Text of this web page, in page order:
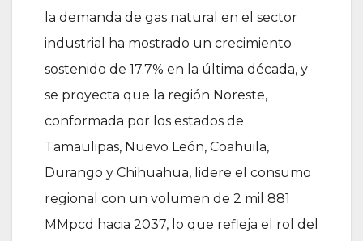
la demanda de gas natural en el sector
industrial ha mostrado un crecimiento
sostenido de 17.7% en la última década, y
se proyecta que la región Noreste,
conformada por los estados de
Tamaulipas, Nuevo León, Coahuila,
Durango y Chihuahua, lidere el consumo
regional con un volumen de 2 mil 881
MMpcd hacia 2037, lo que refleja el rol del